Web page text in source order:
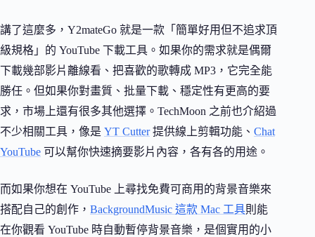
講了這麼多，Y2mateGo 就是一款「簡單好用但不追求頂
級規格」的 YouTube 下載工具。如果你的需求就是偶爾
下載幾部影片離線看、把喜歡的歌轉成 MP3，它完全能
勝任。但如果你對畫質、批量下載、穩定性有更高的要
求，市場上還有很多其他選擇。TechMoon 之前也介紹過
不少相關工具，像是 YT Cutter提供線上剪輯功能、 Chat
YouTube 可以幫你快速摘要影片內容，各有各的用途。
而如果你想在 YouTube 上尋找免費可商用的背景音樂來
搭配自己的創作， BackgroundMusic 這款 Mac 工具則能
在你觀看 YouTube 時自動暫停背景音樂，是個實用的小